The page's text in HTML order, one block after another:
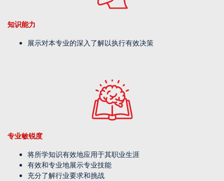
知识能力
展示对本专业的深入了解以执行有效决策
专业敏锐度
将所学知识有效地应用于其职业生涯
有效和专业地展示专业技能
充分了解行业要求和挑战